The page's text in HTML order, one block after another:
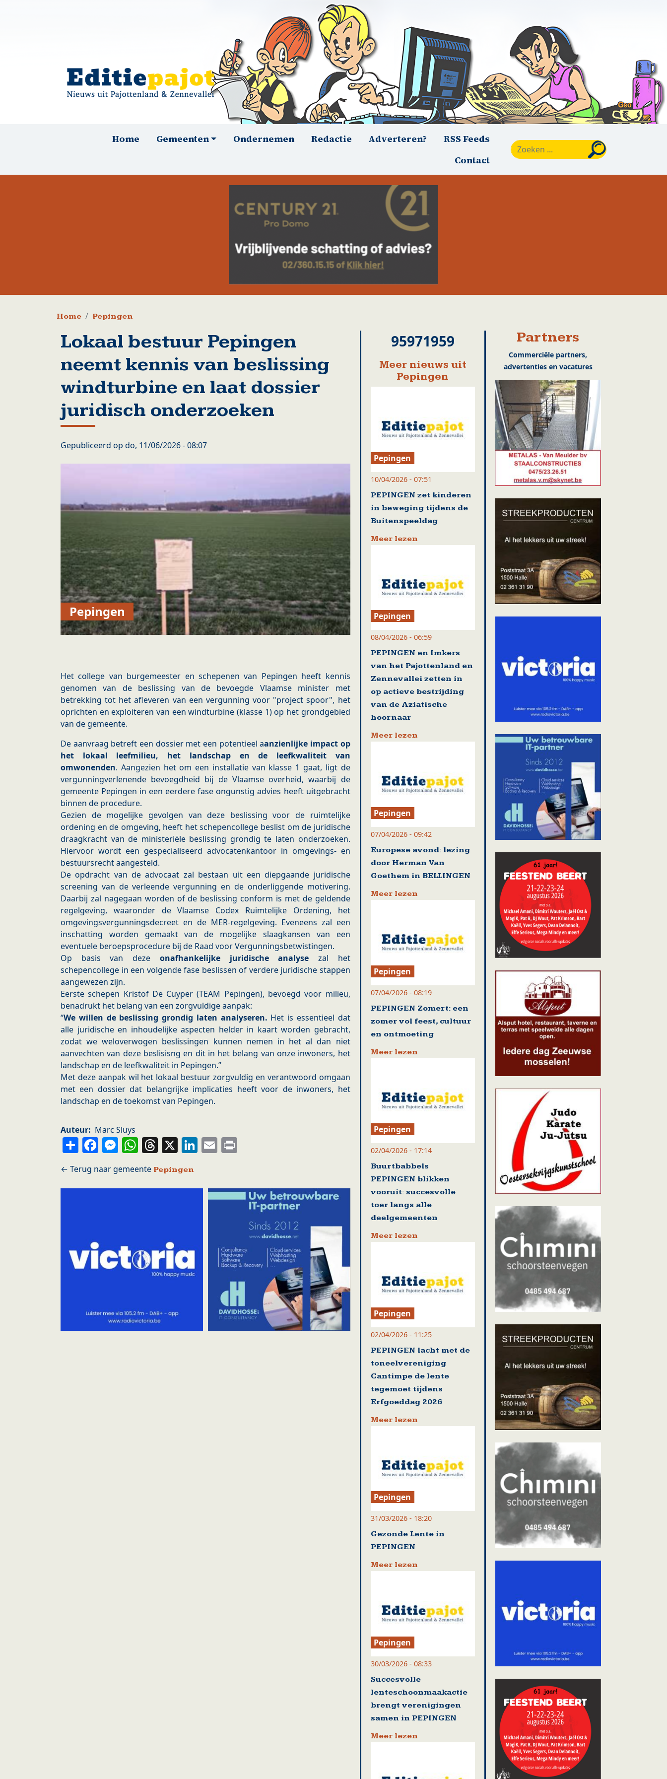
HoofdnavigatieHome Gemeenten Ondernemen Redactie Adverteren?
RSS Feeds
Contact
Kruimelpad
Home Pepingen
Lokaal bestuur Pepingen
neemt kennis van beslissing
windturbine en laat dossier
juridisch onderzoeken
Gepubliceerd op do, 11/06/2026 - 08:07
Pepingen
Het college van burgemeester en schepenen van Pepingen heeft kennis
genomen van de beslissing van de bevoegde Vlaamse minister met
betrekking tot het afleveren van een vergunning voor "project spoor", het
oprichten en exploiteren van een windturbine (klasse 1) op het grondgebied
van de gemeente.
De aanvraag betreft een dossier met een potentieel aanzienlijke impact op
het lokaal leefmilieu, het landschap en de leefkwaliteit van
omwonenden. Aangezien het om een installatie van klasse 1 gaat, ligt de
vergunningverlenende bevoegdheid bij de Vlaamse overheid, waarbij de
gemeente Pepingen in een eerdere fase ongunstig advies heeft uitgebracht
binnen de procedure.
Gezien de mogelijke gevolgen van deze beslissing voor de ruimtelijke
ordening en de omgeving, heeft het schepencollege beslist om de juridische
draagkracht van de ministeriële beslissing grondig te laten onderzoeken.
Hiervoor wordt een gespecialiseerd advocatenkantoor in omgevings- en
bestuursrecht aangesteld.
De opdracht van de advocaat zal bestaan uit een diepgaande juridische
screening van de verleende vergunning en de onderliggende motivering.
Daarbij zal nagegaan worden of de beslissing conform is met de geldende
regelgeving, waaronder de Vlaamse Codex Ruimtelijke Ordening, het
omgevingsvergunningsdecreet en de MER-regelgeving. Eveneens zal een
inschatting worden gemaakt van de mogelijke slaagkansen van een
eventuele beroepsprocedure bij de Raad voor Vergunningsbetwistingen.
Op basis van deze onafhankelijke juridische analyse zal het
schepencollege in een volgende fase beslissen of verdere juridische stappen
aangewezen zijn.
Eerste schepen Kristof De Cuyper (TEAM Pepingen), bevoegd voor milieu,
benadrukt het belang van een zorgvuldige aanpak:
“We willen de beslissing grondig laten analyseren. Het is essentieel dat
alle juridische en inhoudelijke aspecten helder in kaart worden gebracht,
zodat we weloverwogen beslissingen kunnen nemen in het al dan niet
aanvechten van deze beslisisng en dit in het belang van onze inwoners, het
landschap en de leefkwaliteit in Pepingen.”
Met deze aanpak wil het lokaal bestuur zorgvuldig en verantwoord omgaan
met een dossier dat belangrijke implicaties heeft voor de inwoners, het
landschap en de toekomst van Pepingen.
Auteur Marc Sluys
ShareFacebook
Messenger
WhatsApp
Threads
X LinkedIn
Email
Pepingen
95971959
Meer nieuws uit
Pepingen
Pepingen
10/04/2026 - 07:51
PEPINGEN zet kinderen
in beweging tijdens de
Buitenspeeldag
Meer lezen
Pepingen
08/04/2026 - 06:59
PEPINGEN en Imkers
van het Pajottenland en
Zennevallei zetten in
op actieve bestrijding
van de Aziatische
hoornaar
Meer lezen
Pepingen
07/04/2026 - 09:42
Europese avond: lezing
door Herman Van
Goethem in BELLINGEN
Meer lezen
Pepingen
07/04/2026 - 08:19
PEPINGEN Zomert: een
zomer vol feest, cultuur
en ontmoeting
Meer lezen
Pepingen
02/04/2026 - 17:14
Buurtbabbels
PEPINGEN blikken
vooruit: succesvolle
toer langs alle
deelgemeenten
Meer lezen
Pepingen
02/04/2026 - 11:25
PEPINGEN lacht met de
toneelvereniging
Cantimpe de lente
tegemoet tijdens
Erfgoeddag 2026
Meer lezen
Pepingen
31/03/2026 - 18:20
Gezonde Lente in
PEPINGEN
Meer lezen
Pepingen
30/03/2026 - 08:33
Succesvolle
lenteschoonmaakactie
brengt verenigingen
samen in PEPINGEN
Meer lezen
Partners
Commerciële partners,
advertenties en vacatures